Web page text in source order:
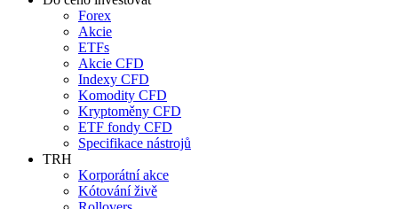
Forex
Akcie
ETFs
Akcie CFD
Indexy CFD
Komodity CFD
Kryptoměny CFD
ETF fondy CFD
Specifikace nástrojů
TRH
Korporátní akce
Kótování živě